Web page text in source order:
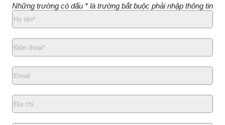
Những trường có dấu * là trường bắt buộc phải nhập thông tin